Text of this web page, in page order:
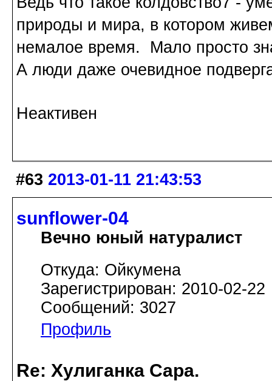
природы и мира, в котором
немалое время. Мало просто
А люди даже очевидное
Неактивен
#63 2013-01-11 21:43:53
sunflower-04
Вечно юный натуралист
Откуда: Ойкумена
Зарегистрирован: 2010-02-22
Сообщений: 3027
Профиль
Re: Хулиганка Сара.